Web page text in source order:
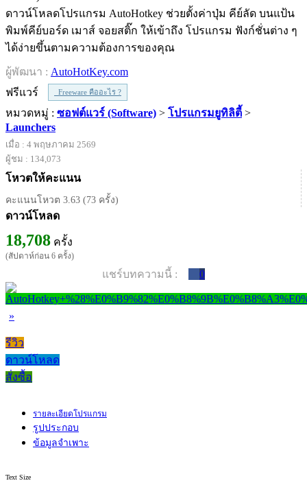
ดาวน์โหลดโปรแกรม AutoHotkey ช่วยตั้งค่าปุ่ม คีย์ลัด บนแป้น
พิมพ์คีย์บอร์ด เมาส์ จอยสติ๊ก ให้เข้าถึง โปรแกรม ฟังก์ชั่นต่าง ๆ
ได้ง่ายขึ้นตามความต้องการของคุณ
ผู้พัฒนา : AutoHotKey.com
ฟรีแวร์
Freeware คืออะไร ?
หมวดหมู่ : ซอฟต์แวร์ (Software) > โปรแกรมยูทิลิตี้ >
Launchers
เมื่อ : 4 พฤษภาคม 2569
ผู้ชม : 134,073
โหวตให้คะแนน
คะแนนโหวต 3.63 (73 ครั้ง)
ดาวน์โหลด
18,708 ครั้ง
(สัปดาห์ก่อน 6 ครั้ง)
แชร์บทความนี้ : 0
»
รีวิว
ดาวน์โหลด
สั่งซื้อ
รายละเอียดโปรแกรม
รูปประกอบ
ข้อมูลจำเพาะ
Text Size